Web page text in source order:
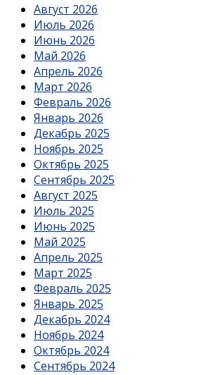
Август 2026
Июль 2026
Июнь 2026
Май 2026
Апрель 2026
Март 2026
Февраль 2026
Январь 2026
Декабрь 2025
Ноябрь 2025
Октябрь 2025
Сентябрь 2025
Август 2025
Июль 2025
Июнь 2025
Май 2025
Апрель 2025
Март 2025
Февраль 2025
Январь 2025
Декабрь 2024
Ноябрь 2024
Октябрь 2024
Сентябрь 2024